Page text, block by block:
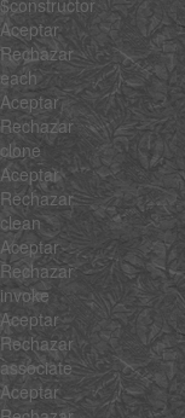
Aceptar
Rechazar
each
Aceptar
Rechazar
clone
Aceptar
Rechazar
clean
Aceptar
Rechazar
invoke
Aceptar
Rechazar
associate
Aceptar